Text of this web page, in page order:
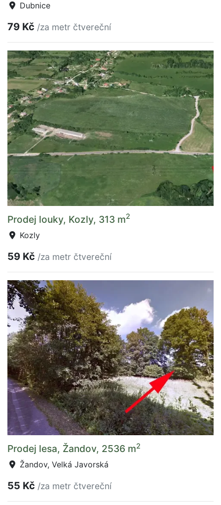
Dubnice
79 Kč /za metr čtvereční
Prodej louky, Kozly, 313 m2
Kozly
59 Kč /za metr čtvereční
Prodej lesa, Žandov, 2536 m2
Žandov, Velká Javorská
55 Kč /za metr čtvereční